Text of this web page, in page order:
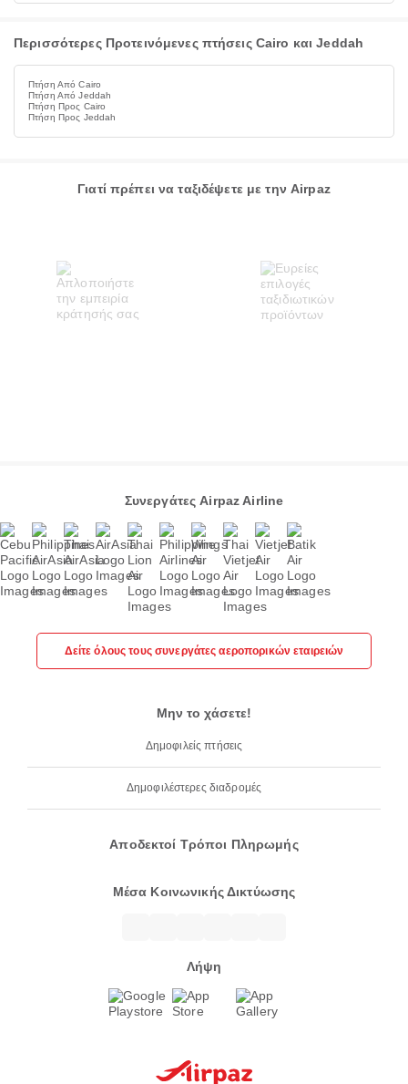
Περισσότερες Προτεινόμενες πτήσεις Cairo και Jeddah
Πτήση Από Cairo
Πτήση Από Jeddah
Πτήση Προς Cairo
Πτήση Προς Jeddah
Γιατί πρέπει να ταξιδέψετε με την Airpaz
Συνεργάτες Airpaz Airline
Δείτε όλους τους συνεργάτες αεροπορικών εταιρειών
Μην το χάσετε!
Δημοφιλείς πτήσεις
Δημοφιλέστερες διαδρομές
Αποδεκτοί Τρόποι Πληρωμής
Μέσα Κοινωνικής Δικτύωσης
Λήψη